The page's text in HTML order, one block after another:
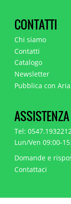
CONTATTI
Chi siamo
Contatti
Catalogo
Newsletter
Pubblica con
Tel: 0547.1932212
Lun/Ven 09:00-
Domande e
Contattaci